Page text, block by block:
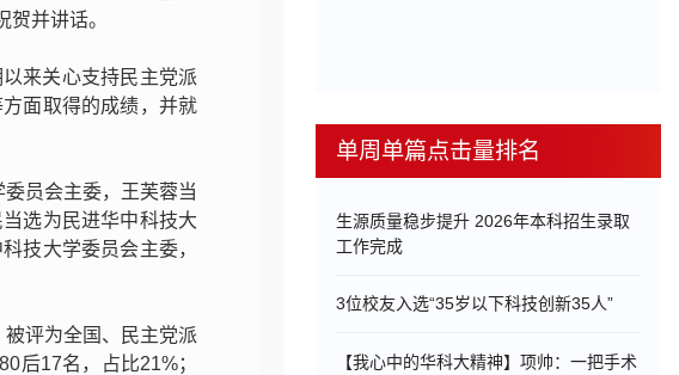
并讲话。
来关心支持民主党派
面取得的成绩，并就
员会主委，王芙蓉当
选为民进华中科技大
技大学委员会主委，
评为全国、民主党派
后17名，占比21%；
单周单篇点击量排名
生源质量稳步提升 2026年本科招生录取
工作完成
3位校友入选“35岁以下科技创新35人”
【我心中的华科大精神】项帅：一把手术